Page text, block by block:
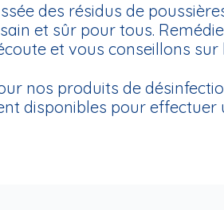
des résidus de
et sûr pour tous.
et vous conseillons
nos produits de
disponibles pour effectuer